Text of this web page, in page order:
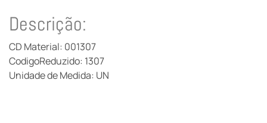
Descrição:
CD Material: 001307
CodigoReduzido: 1307
Unidade de Medida: UN